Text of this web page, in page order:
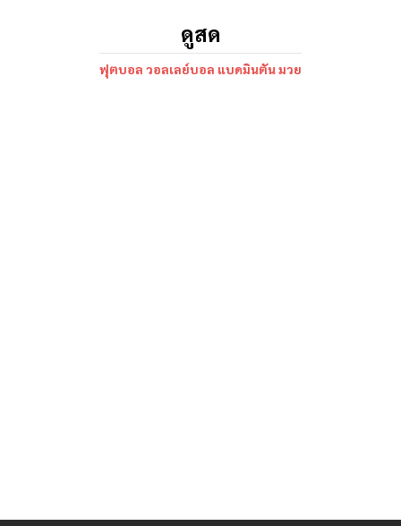
ดูสด
ฟุตบอล วอลเลย์บอล แบดมินตัน มวย